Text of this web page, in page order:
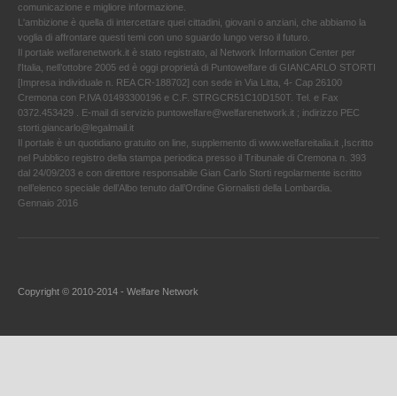
comunicazione e migliore informazione.
L'ambizione è quella di intercettare quei cittadini, giovani o anziani, che abbiamo la
voglia di affrontare questi temi con uno sguardo lungo verso il futuro.
Il portale welfarenetwork.it è stato registrato, al Network Information Center per
l'Italia, nell’ottobre 2005 ed è oggi proprietà di Puntowelfare di GIANCARLO STORTI
[Impresa individuale n. REA CR-188702] con sede in Via Litta, 4- Cap 26100
Cremona con P.IVA 01493300196 e C.F. STRGCR51C10D150T. Tel. e Fax
0372.453429 . E-mail di servizio puntowelfare@welfarenetwork.it ; indirizzo PEC
storti.giancarlo@legalmail.it
Il portale è un quotidiano gratuito on line, supplemento di www.welfareitalia.it ,Iscritto
nel Pubblico registro della stampa periodica presso il Tribunale di Cremona n. 393
dal 24/09/203 e con direttore responsabile Gian Carlo Storti regolarmente iscritto
nell’elenco speciale dell’Albo tenuto dall’Ordine Giornalisti della Lombardia.
Gennaio 2016
Copyright © 2010-2014 - Welfare Network